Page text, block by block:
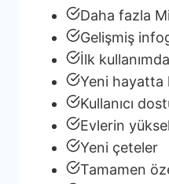
Daha fazla
Gelişmiş
İlk
Yeni hayatta
Kullanıcı
Evlerin
Yeni çeteler
Tamamen